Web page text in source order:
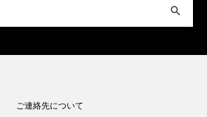
ご連絡先について